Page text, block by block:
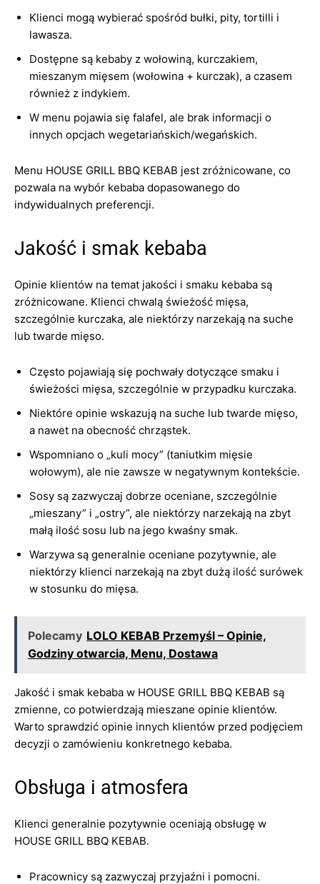
Klienci mogą wybierać spośród bułki, pity, tortilli i
lawasza.
Dostępne są kebaby z wołowiną, kurczakiem,
mieszanym mięsem (wołowina + kurczak), a czasem
również z indykiem.
W menu pojawia się falafel, ale brak informacji o
innych opcjach wegetariańskich/wegańskich.
Menu HOUSE GRILL BBQ KEBAB jest zróżnicowane, co
pozwala na wybór kebaba dopasowanego do
indywidualnych preferencji.
Jakość i smak kebaba
Opinie klientów na temat jakości i smaku kebaba są
zróżnicowane. Klienci chwalą świeżość mięsa,
szczególnie kurczaka, ale niektórzy narzekają na suche
lub twarde mięso.
Często pojawiają się pochwały dotyczące smaku i
świeżości mięsa, szczególnie w przypadku kurczaka.
Niektóre opinie wskazują na suche lub twarde mięso,
a nawet na obecność chrząstek.
Wspomniano o „kuli mocy” (taniutkim mięsie
wołowym), ale nie zawsze w negatywnym kontekście.
Sosy są zazwyczaj dobrze oceniane, szczególnie
„mieszany” i „ostry”, ale niektórzy narzekają na zbyt
małą ilość sosu lub na jego kwaśny smak.
Warzywa są generalnie oceniane pozytywnie, ale
niektórzy klienci narzekają na zbyt dużą ilość surówek
w stosunku do mięsa.
Polecamy LOLO KEBAB Przemyśl – Opinie,
Godziny otwarcia, Menu, Dostawa
Jakość i smak kebaba w HOUSE GRILL BBQ KEBAB są
zmienne, co potwierdzają mieszane opinie klientów.
Warto sprawdzić opinie innych klientów przed podjęciem
decyzji o zamówieniu konkretnego kebaba.
Obsługa i atmosfera
Klienci generalnie pozytywnie oceniają obsługę w
HOUSE GRILL BBQ KEBAB.
Pracownicy są zazwyczaj przyjaźni i pomocni.